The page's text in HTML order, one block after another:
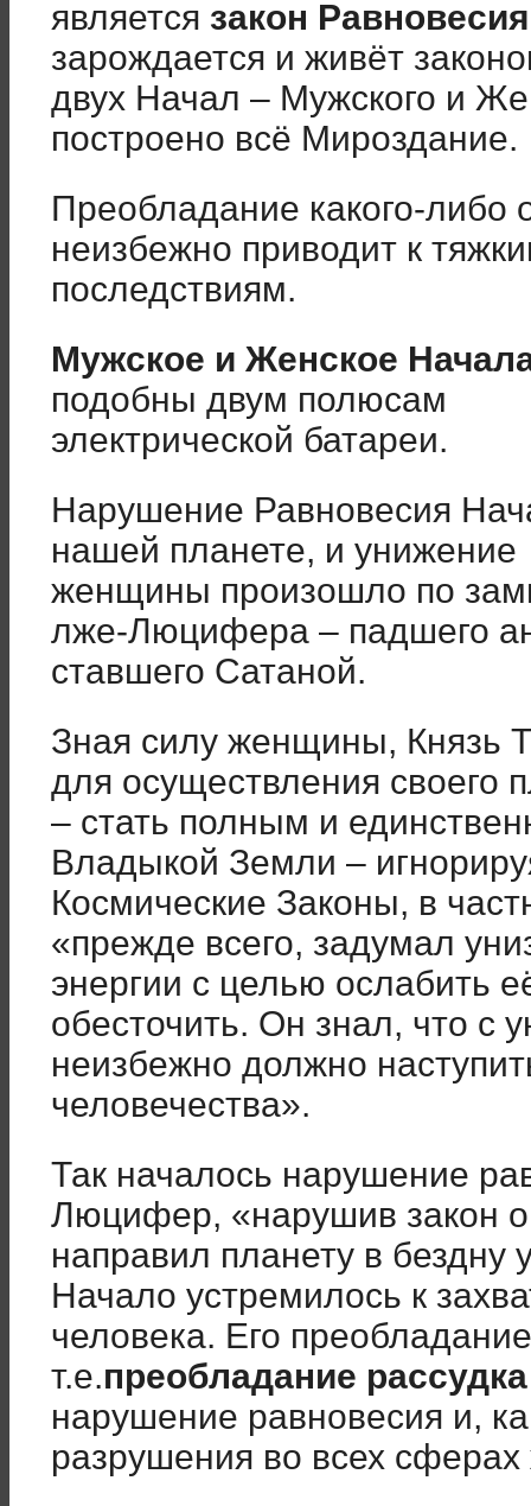
является закон
зарождается и живёт
двух Начал – Мужского и
построено всё Мироздание.
Преобладание какого-либо
неизбежно приводит к
последствиям.
Мужское и Женское
подобны двум полюсам
электрической батареи.
Нарушение Равновесия
нашей планете, и унижение
женщины произошло по
лже-Люцифера – падшего
ставшего Сатаной.
Зная силу женщины, Князь
для осуществления своего
– стать полным и
Владыкой Земли –
Космические Законы, в
«прежде всего, задумал
энергии с целью ослабить
обесточить. Он знал, что
неизбежно должно
человечества».
Так началось нарушение
Люцифер, «нарушив закон
направил планету в бездну
Начало устремилось к
человека. Его
т.е.преобладание
нарушение равновесия и,
разрушения во всех сферах